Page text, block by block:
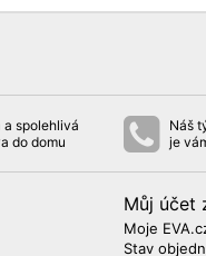
a spolehlivá
do domu
Náš
je
Můj účet
Moje
Stav